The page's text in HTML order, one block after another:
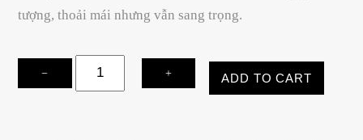
tượng, thoải mái nhưng vẫn sang trọng.
−
Đám
Cưới
+ ADD TO CART